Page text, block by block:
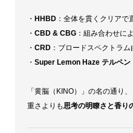
・ HHBD：全体を貫くクリアで
・ CBD & CBG：組み合わせに
・ CRD：ブロードスペクトラム
・ Super Lemon Haze テルペン
「黄脳（KINO）」の名の通り、
重さよりも思考の明瞭さと香り